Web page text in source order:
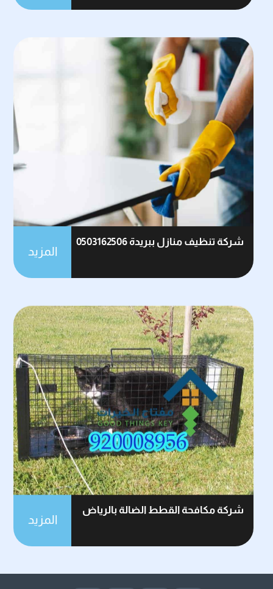
شركة تنظيف منازل ببريدة 0503162506
المزيد
شركة مكافحة القطط الضالة بالرياض
المزيد